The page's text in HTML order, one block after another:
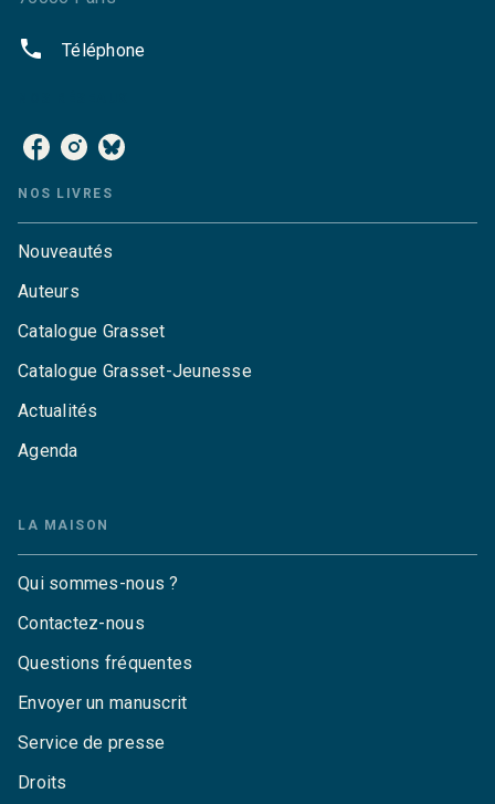
phone Téléphone
NOS LIVRES
Nouveautés
Auteurs
Catalogue Grasset
Catalogue Grasset-Jeunesse
Actualités
Agenda
LA MAISON
Qui sommes-nous ?
Contactez-nous
Questions fréquentes
Envoyer un manuscrit
Service de presse
Droits